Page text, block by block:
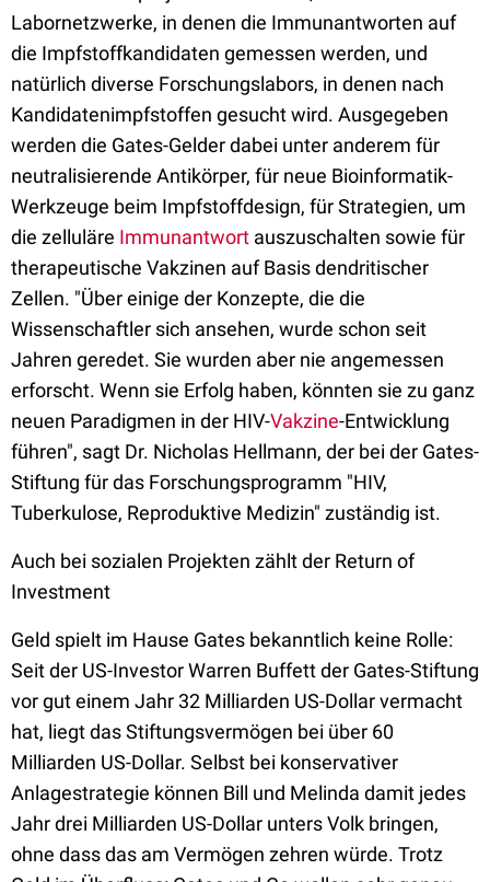
Labornetzwerke, in denen die Immunantworten auf
die Impfstoffkandidaten gemessen werden, und
natürlich diverse Forschungslabors, in denen nach
Kandidatenimpfstoffen gesucht wird. Ausgegeben
werden die Gates-Gelder dabei unter anderem für
neutralisierende Antikörper, für neue Bioinformatik-
Werkzeuge beim Impfstoffdesign, für Strategien, um
die zelluläre Immunantwort auszuschalten sowie für
therapeutische Vakzinen auf Basis dendritischer
Zellen. "Über einige der Konzepte, die die
Wissenschaftler sich ansehen, wurde schon seit
Jahren geredet. Sie wurden aber nie angemessen
erforscht. Wenn sie Erfolg haben, könnten sie zu ganz
neuen Paradigmen in der HIV-Vakzine-Entwicklung
führen", sagt Dr. Nicholas Hellmann, der bei der Gates-
Stiftung für das Forschungsprogramm "HIV,
Tuberkulose, Reproduktive Medizin" zuständig ist.
Auch bei sozialen Projekten zählt der Return of
Investment
Geld spielt im Hause Gates bekanntlich keine Rolle:
Seit der US-Investor Warren Buffett der Gates-Stiftung
vor gut einem Jahr 32 Milliarden US-Dollar vermacht
hat, liegt das Stiftungsvermögen bei über 60
Milliarden US-Dollar. Selbst bei konservativer
Anlagestrategie können Bill und Melinda damit jedes
Jahr drei Milliarden US-Dollar unters Volk bringen,
ohne dass das am Vermögen zehren würde. Trotz